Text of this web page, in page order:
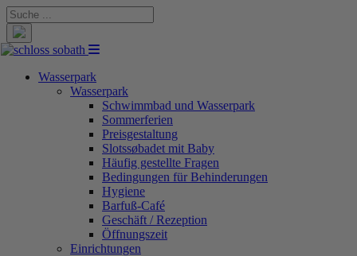
Suche
nach:
Wasserpark
Wasserpark
Schwimmbad und Wasserpark
Sommerferien
Preisgestaltung
Slotssøbadet mit Baby
Häufig gestellte Fragen
Bedingungen für Behinderungen
Hygiene
Barfuß-Café
Geschäft / Rezeption
Öffnungszeit
Einrichtungen